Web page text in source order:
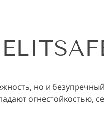
но и
огнестойкостью,